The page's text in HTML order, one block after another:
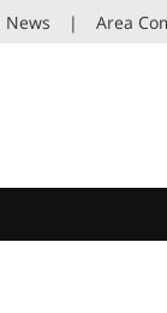
News Area